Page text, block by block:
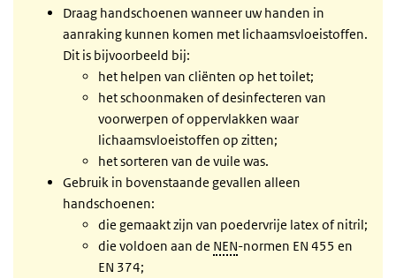
Draag handschoenen wanneer uw handen in
aanraking kunnen komen met lichaamsvloeistoffen.
Dit is bijvoorbeeld bij:
het helpen van cliënten op het toilet;
het schoonmaken of desinfecteren van
voorwerpen of oppervlakken waar
lichaamsvloeistoffen op zitten;
het sorteren van de vuile was.
Gebruik in bovenstaande gevallen alleen
handschoenen:
die gemaakt zijn van poedervrije latex of nitril;
die voldoen aan de NEN-normen EN 455 en
EN 374;